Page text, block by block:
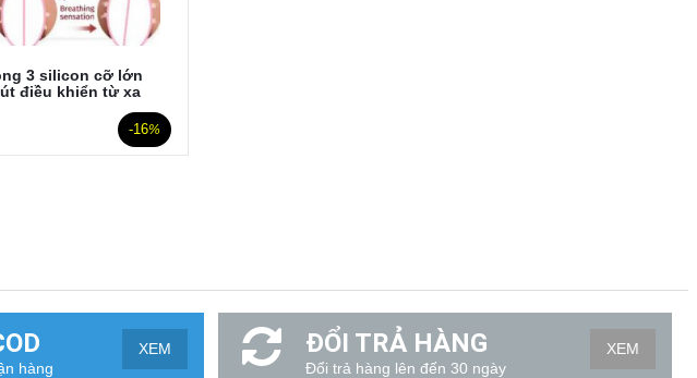
3 silicon cỡ lớn
điều khiển từ xa
-16%
hàng
XEM ĐỔI TRẢ HÀNG
Đổi trả hàng lên đến 30 ngày
XEM